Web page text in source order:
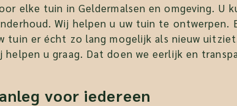
elke tuin in Geldermalsen en omgeving.
Wij helpen u uw tuin te ontwerpen.
tuin er écht zo lang mogelijk als nieuw
helpen u graag. Dat doen we eerlijk en
voor iedereen